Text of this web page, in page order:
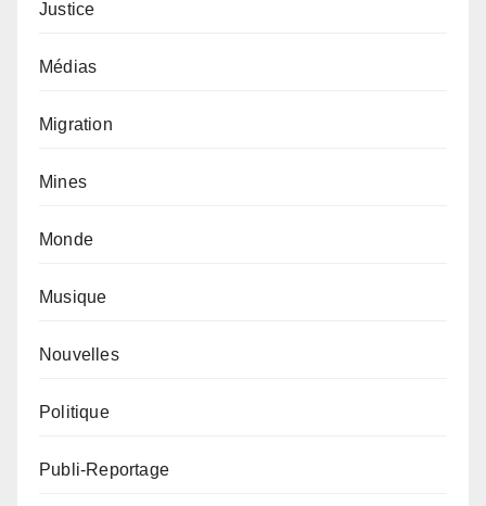
Justice
Médias
Migration
Mines
Monde
Musique
Nouvelles
Politique
Publi-Reportage